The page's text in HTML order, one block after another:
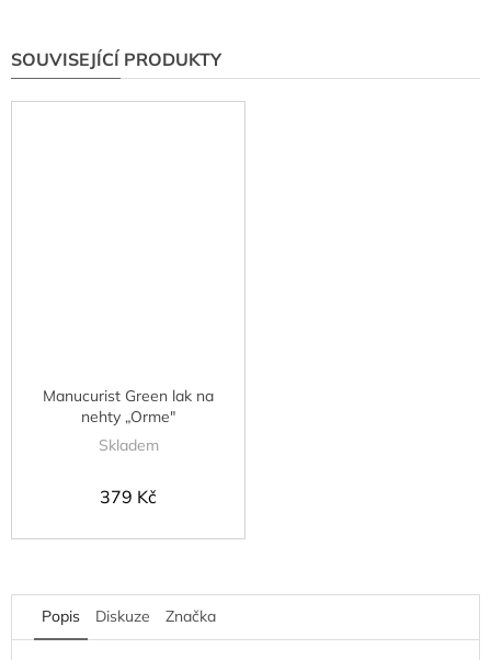
SOUVISEJÍCÍ PRODUKTY
Manucurist Green lak na
nehty „Orme"
Skladem
379 Kč
Popis Diskuze Značka